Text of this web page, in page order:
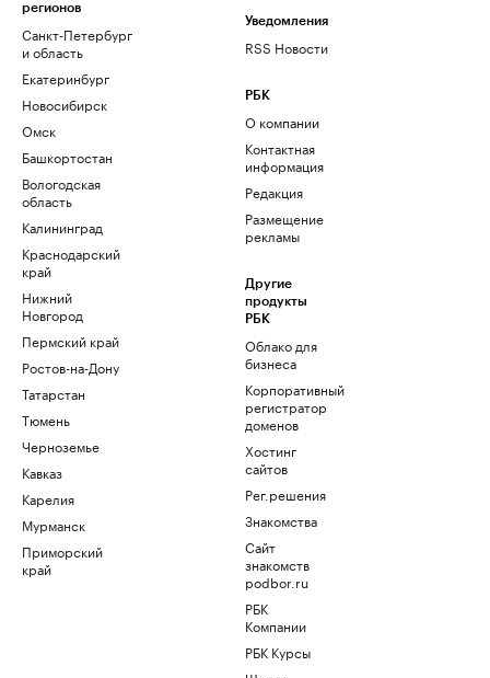
регионов
Санкт-Петербург
и область
Екатеринбург
Новосибирск
Омск
Башкортостан
Вологодская
область
Калининград
Краснодарский
край
Нижний
Новгород
Пермский край
Ростов-на-Дону
Татарстан
Тюмень
Черноземье
Кавказ
Карелия
Мурманск
Приморский
край
Уведомления
RSS Новости
РБК
О компании
Контактная
информация
Редакция
Размещение
рекламы
Другие
продукты
РБК
Облако для
бизнеса
Корпоративный
регистратор
доменов
Хостинг
сайтов
Рег.решения
Знакомства
Сайт
знакомств
podbor.ru
РБК
Компании
РБК Курсы